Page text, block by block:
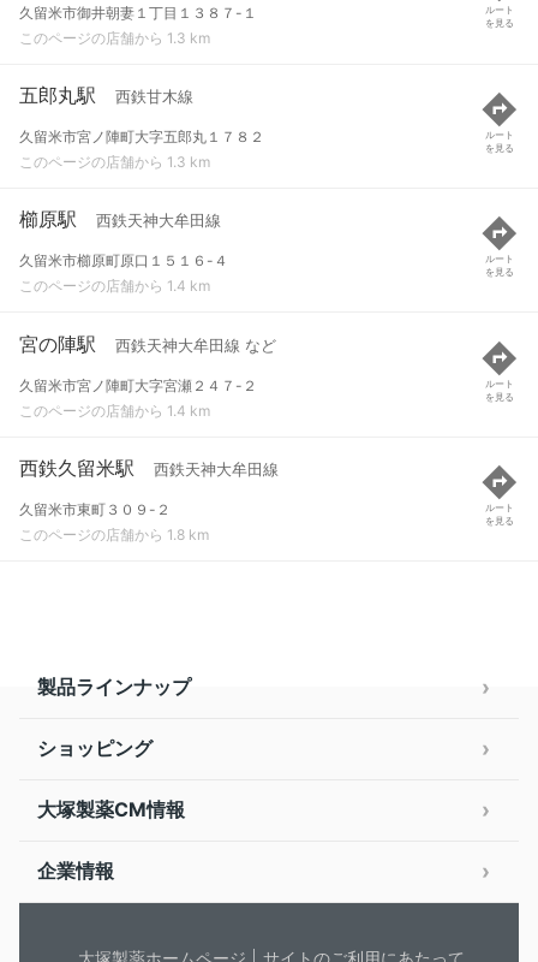
久留米市御井朝妻１丁目１３８７-１
このページの店舗から 1.3 km
ルート
を見る
五郎丸駅 西鉄甘木線
久留米市宮ノ陣町大字五郎丸１７８２
このページの店舗から 1.3 km
ルート
を見る
櫛原駅 西鉄天神大牟田線
久留米市櫛原町原口１５１６-４
このページの店舗から 1.4 km
ルート
を見る
宮の陣駅 西鉄天神大牟田線 など
久留米市宮ノ陣町大字宮瀬２４７-２
このページの店舗から 1.4 km
ルート
を見る
西鉄久留米駅 西鉄天神大牟田線
久留米市東町３０９-２
このページの店舗から 1.8 km
ルート
を見る
製品ラインナップ
ショッピング
大塚製薬CM情報
企業情報